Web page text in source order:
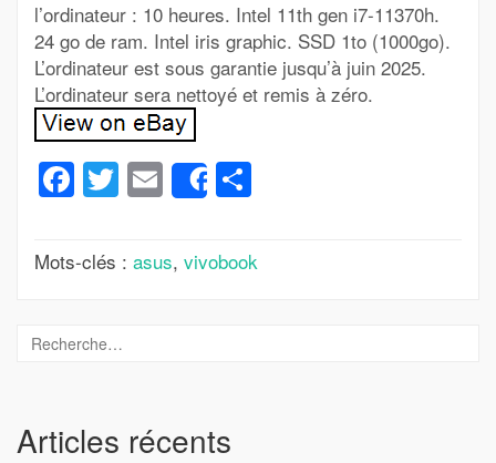
l’ordinateur : 10 heures. Intel 11th gen i7-11370h.
24 go de ram. Intel iris graphic. SSD 1to (1000go).
L’ordinateur est sous garantie jusqu’à juin 2025.
L’ordinateur sera nettoyé et remis à zéro.
Facebook
Twitter
Email
Share
Mots-clés : asus, vivobook
Articles récents